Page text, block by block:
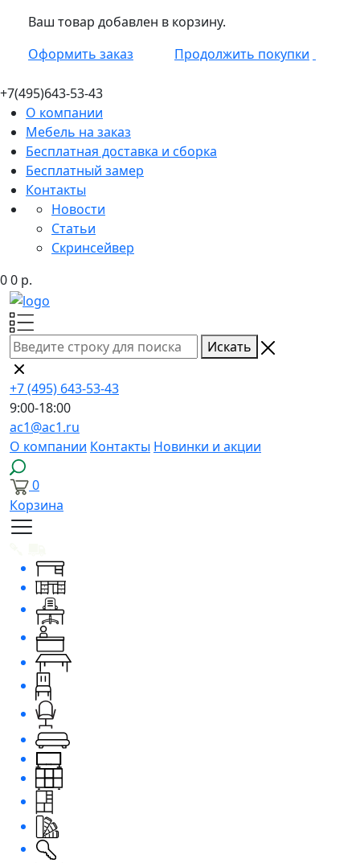
Ваш товар добавлен в корзину.
Оформить заказ
Продолжить покупки
+7(495)643-53-43
О компании
Мебель на заказ
Бесплатная доставка и сборка
Бесплатный замер
Контакты
Новости
Статьи
Скринсейвер
00 р.
Искать
+7 (495) 643-53-43
9:00-18:00
ac1@ac1.ru
О компании Контакты Новинки и акции
0
Корзина